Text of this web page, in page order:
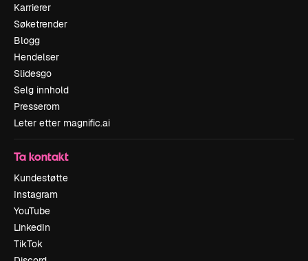
Karrierer
Søketrender
Blogg
Hendelser
Slidesgo
Selg innhold
Presserom
Leter etter magnific.ai
Ta kontakt
Kundestøtte
Instagram
YouTube
LinkedIn
TikTok